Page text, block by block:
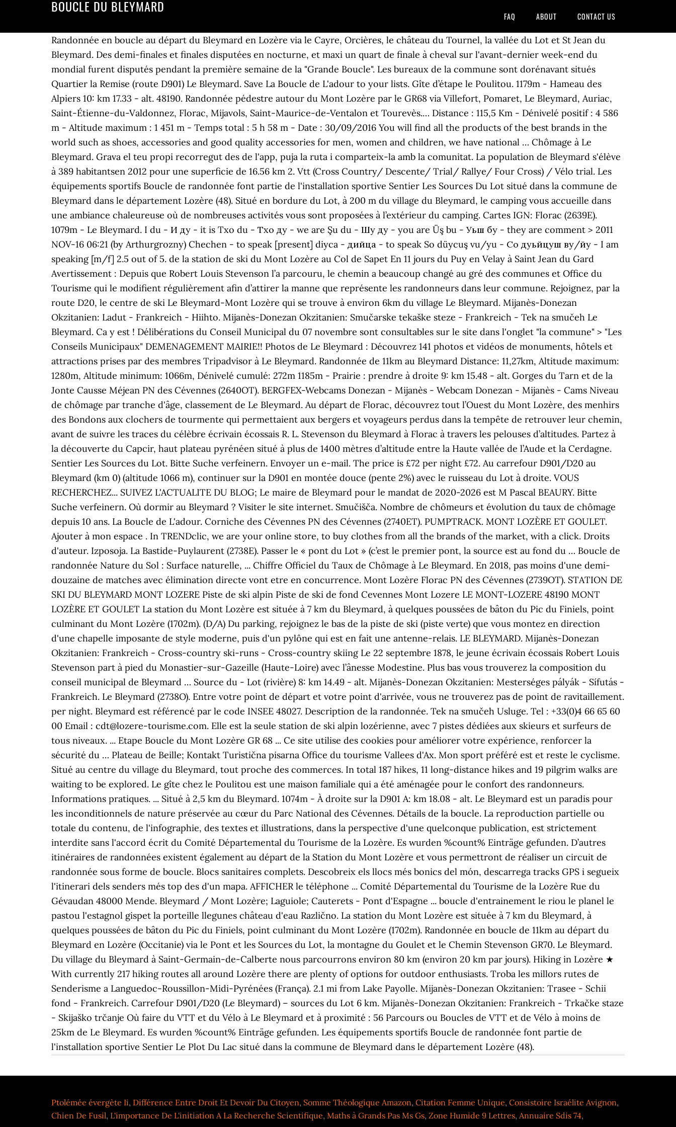
BOUCLE DU BLEYMARD
FAQ ABOUT CONTACT US
Randonnée en boucle au départ du Bleymard en Lozère via le Cayre, Orcières, le château du Tournel, la vallée du Lot et St Jean du
Bleymard. Des demi-finales et finales disputées en nocturne, et maxi un quart de finale à cheval sur l'avant-dernier week-end du
mondial furent disputés pendant la première semaine de la "Grande Boucle". Les bureaux de la commune sont dorénavant situés
Quartier la Remise (route D901) Le Bleymard. Save La Boucle de L'adour to your lists. Gîte d’étape le Poulitou. 1179m - Hameau des
Alpiers 10: km 17.33 - alt. 48190. Randonnée pédestre autour du Mont Lozère par le GR68 via Villefort, Pomaret, Le Bleymard, Auriac,
Saint-Étienne-du-Valdonnez, Florac, Mijavols, Saint-Maurice-de-Ventalon et Tourevès.… Distance : 115,5 Km - Dénivelé positif : 4 586
m - Altitude maximum : 1 451 m - Temps total : 5 h 58 m - Date : 30/09/2016 You will find all the products of the best brands in the
world such as shoes, accessories and good quality accessories for men, women and children, we have national … Chômage à Le
Bleymard. Grava el teu propi recorregut des de l'app, puja la ruta i comparteix-la amb la comunitat. La population de Bleymard s'élève
à 389 habitantsen 2012 pour une superficie de 16.56 km 2. Vtt (Cross Country/ Descente/ Trial/ Rallye/ Four Cross) / Vélo trial. Les
équipements sportifs Boucle de randonnée font partie de l'installation sportive Sentier Les Sources Du Lot situé dans la commune de
Bleymard dans le département Lozère (48). Situé en bordure du Lot, à 200 m du village du Bleymard, le camping vous accueille dans
une ambiance chaleureuse où de nombreuses activités vous sont proposées à l’extérieur du camping. Cartes IGN: Florac (2639E).
1079m - Le Bleymard. I du - И ду - it is Txo du - Тхо ду - we are Şu du - Шу ду - you are Üş bu - Уьш бу - they are comment > 2011
NOV-16 06:21 (by Arthurgrozny) Chechen - to speak [present] diyca - дийца - to speak So düycuş vu/yu - Со дуьйцуш ву/йу - I am
speaking [m/f] 2.5 out of 5. de la station de ski du Mont Lozère au Col de Sapet En 11 jours du Puy en Velay à Saint Jean du Gard
Avertissement : Depuis que Robert Louis Stevenson l’a parcouru, le chemin a beaucoup changé au gré des communes et Office du
Tourisme qui le modifient régulièrement afin d’attirer la manne que représente les randonneurs dans leur commune. Rejoignez, par la
route D20, le centre de ski Le Bleymard-Mont Lozère qui se trouve à environ 6km du village Le Bleymard. Mijanès-Donezan
Okzitanien: Ladut - Frankreich - Hiihto. Mijanès-Donezan Okzitanien: Smučarske tekaške steze - Frankreich - Tek na smučeh Le
Bleymard. Ca y est ! Délibérations du Conseil Municipal du 07 novembre sont consultables sur le site dans l'onglet "la commune" > "Les
Conseils Municipaux" DEMENAGEMENT MAIRIE!! Photos de Le Bleymard : Découvrez 141 photos et vidéos de monuments, hôtels et
attractions prises par des membres Tripadvisor à Le Bleymard. Randonnée de 11km au Bleymard Distance: 11,27km, Altitude maximum:
1280m, Altitude minimum: 1066m, Dénivelé cumulé: 272m 1185m - Prairie : prendre à droite 9: km 15.48 - alt. Gorges du Tarn et de la
Jonte Causse Méjean PN des Cévennes (2640OT). BERGFEX-Webcams Donezan - Mijanès - Webcam Donezan - Mijanès - Cams Niveau
de chômage par tranche d'âge, classement de Le Bleymard. Au départ de Florac, découvrez tout l’Ouest du Mont Lozère, des menhirs
des Bondons aux clochers de tourmente qui permettaient aux bergers et voyageurs perdus dans la tempête de retrouver leur chemin,
avant de suivre les traces du célèbre écrivain écossais R. L. Stevenson du Bleymard à Florac à travers les pelouses d’altitudes. Partez à
la découverte du Capcir, haut plateau pyrénéen situé à plus de 1400 mètres d’altitude entre la Haute vallée de l’Aude et la Cerdagne.
Sentier Les Sources du Lot. Bitte Suche verfeinern. Envoyer un e-mail. The price is £72 per night £72. Au carrefour D901/D20 au
Bleymard (km 0) (altitude 1066 m), continuer sur la D901 en montée douce (pente 2%) avec le ruisseau du Lot à droite. VOUS
RECHERCHEZ... SUIVEZ L'ACTUALITE DU BLOG; Le maire de Bleymard pour le mandat de 2020-2026 est M Pascal BEAURY. Bitte
Suche verfeinern. Où dormir au Bleymard ? Visiter le site internet. Smučišča. Nombre de chômeurs et évolution du taux de chômage
depuis 10 ans. La Boucle de L'adour. Corniche des Cévennes PN des Cévennes (2740ET). PUMPTRACK. MONT LOZÈRE ET GOULET.
Ajouter à mon espace . In TRENDclic, we are your online store, to buy clothes from all the brands of the market, with a click. Droits
d'auteur. Izposoja. La Bastide-Puylaurent (2738E). Passer le « pont du Lot » (c’est le premier pont, la source est au fond du … Boucle de
randonnée Nature du Sol : Surface naturelle, ... Chiffre Officiel du Taux de Chômage à Le Bleymard. En 2018, pas moins d'une demi-
douzaine de matches avec élimination directe vont etre en concurrence. Mont Lozère Florac PN des Cévennes (2739OT). STATION DE
SKI DU BLEYMARD MONT LOZERE Piste de ski alpin Piste de ski de fond Cevennes Mont Lozere LE MONT-LOZERE 48190 MONT
LOZÈRE ET GOULET La station du Mont Lozère est située à 7 km du Bleymard, à quelques poussées de bâton du Pic du Finiels, point
culminant du Mont Lozère (1702m). (D/A) Du parking, rejoignez le bas de la piste de ski (piste verte) que vous montez en direction
d'une chapelle imposante de style moderne, puis d'un pylône qui est en fait une antenne-relais. LE BLEYMARD. Mijanès-Donezan
Okzitanien: Frankreich - Cross-country ski-runs - Cross-country skiing Le 22 septembre 1878, le jeune écrivain écossais Robert Louis
Stevenson part à pied du Monastier-sur-Gazeille (Haute-Loire) avec l’ânesse Modestine. Plus bas vous trouverez la composition du
conseil municipal de Bleymard … Source du - Lot (rivière) 8: km 14.49 - alt. Mijanès-Donezan Okzitanien: Mesterséges pályák - Sífutás -
Frankreich. Le Bleymard (2738O). Entre votre point de départ et votre point d'arrivée, vous ne trouverez pas de point de ravitaillement.
per night. Bleymard est référencé par le code INSEE 48027. Description de la randonnée. Tek na smučeh Usluge. Tel : +33(0)4 66 65 60
00 Email : cdt@lozere-tourisme.com. Elle est la seule station de ski alpin lozérienne, avec 7 pistes dédiées aux skieurs et surfeurs de
tous niveaux. ... Etape Boucle du Mont Lozère GR 68 ... Ce site utilise des cookies pour améliorer votre expérience, renforcer la
sécurité du … Plateau de Beille; Kontakt Turistična pisarna Office du tourisme Vallees d'Ax. Mon sport préféré est et reste le cyclisme.
Situé au centre du village du Bleymard, tout proche des commerces. In total 187 hikes, 11 long-distance hikes and 19 pilgrim walks are
waiting to be explored. Le gîte chez le Poulitou est une maison familiale qui a été aménagée pour le confort des randonneurs.
Informations pratiques. ... Situé à 2,5 km du Bleymard. 1074m - À droite sur la D901 A: km 18.08 - alt. Le Bleymard est un paradis pour
les inconditionnels de nature préservée au cœur du Parc National des Cévennes. Détails de la boucle. La reproduction partielle ou
totale du contenu, de l'infographie, des textes et illustrations, dans la perspective d'une quelconque publication, est strictement
interdite sans l'accord écrit du Comité Départemental du Tourisme de la Lozère. Es wurden %count% Einträge gefunden. D’autres
itinéraires de randonnées existent également au départ de la Station du Mont Lozère et vous permettront de réaliser un circuit de
randonnée sous forme de boucle. Blocs sanitaires complets. Descobreix els llocs més bonics del món, descarrega tracks GPS i segueix
l'itinerari dels senders més top des d'un mapa. AFFICHER le téléphone ... Comité Départemental du Tourisme de la Lozère Rue du
Gévaudan 48000 Mende. Bleymard / Mont Lozère; Laguiole; Cauterets - Pont d'Espagne ... boucle d'entrainement le riou le planel le
pastou l'estagnol gispet la porteille llegunes château d'eau Različno. La station du Mont Lozère est située à 7 km du Bleymard, à
quelques poussées de bâton du Pic du Finiels, point culminant du Mont Lozère (1702m). Randonnée en boucle de 11km au départ du
Bleymard en Lozère (Occitanie) via le Pont et les Sources du Lot, la montagne du Goulet et le Chemin Stevenson GR70. Le Bleymard.
Du village du Bleymard à Saint-Germain-de-Calberte nous parcourrons environ 80 km (environ 20 km par jours). Hiking in Lozère ★
With currently 217 hiking routes all around Lozère there are plenty of options for outdoor enthusiasts. Troba les millors rutes de
Senderisme a Languedoc-Roussillon-Midi-Pyrénées (França). 2.1 mi from Lake Payolle. Mijanès-Donezan Okzitanien: Trasee - Schii
fond - Frankreich. Carrefour D901/D20 (Le Bleymard) – sources du Lot 6 km. Mijanès-Donezan Okzitanien: Frankreich - Trkačke staze
- Skijaško trčanje Où faire du VTT et du Vélo à Le Bleymard et à proximité : 56 Parcours ou Boucles de VTT et de Vélo à moins de
25km de Le Bleymard. Es wurden %count% Einträge gefunden. Les équipements sportifs Boucle de randonnée font partie de
l'installation sportive Sentier Le Plot Du Lac situé dans la commune de Bleymard dans le département Lozère (48).
Ptolémée évergète Ii, Différence Entre Droit Et Devoir Du Citoyen, Somme Théologique Amazon, Citation Femme Unique, Consistoire Israélite Avignon,
Chien De Fusil, L'importance De L'initiation A La Recherche Scientifique, Maths à Grands Pas Ms Gs, Zone Humide 9 Lettres, Annuaire Sdis 74,